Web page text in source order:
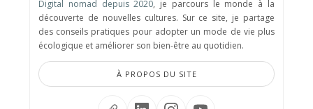
Digital nomad depuis 2020, je parcours le monde à la
découverte de nouvelles cultures. Sur ce site, je partage
des conseils pratiques pour adopter un mode de vie plus
écologique et améliorer son bien-être au quotidien.
À PROPOS DU SITE